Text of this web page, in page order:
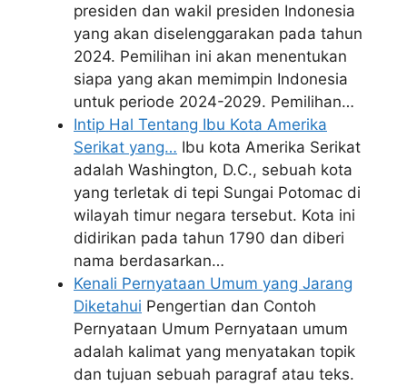
presiden dan wakil presiden Indonesia
yang akan diselenggarakan pada tahun
2024. Pemilihan ini akan menentukan
siapa yang akan memimpin Indonesia
untuk periode 2024-2029. Pemilihan…
Intip Hal Tentang Ibu Kota Amerika
Serikat yang… Ibu kota Amerika Serikat
adalah Washington, D.C., sebuah kota
yang terletak di tepi Sungai Potomac di
wilayah timur negara tersebut. Kota ini
didirikan pada tahun 1790 dan diberi
nama berdasarkan…
Kenali Pernyataan Umum yang Jarang
Diketahui Pengertian dan Contoh
Pernyataan Umum Pernyataan umum
adalah kalimat yang menyatakan topik
dan tujuan sebuah paragraf atau teks.